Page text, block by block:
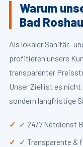
Warum
Bad
Als lokaler Sanitär-
profitieren unsere
transparenter
Unser Ziel ist es nicht
sondern langfristige
✓ 24/7 Notdienst
✓ Transparente &